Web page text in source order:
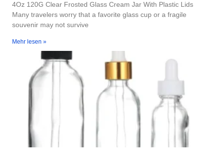
4Oz 120G Clear Frosted Glass Cream Jar With Plastic Lids
Many travelers worry that a favorite glass cup or a fragile
souvenir may not survive
Mehr lesen »